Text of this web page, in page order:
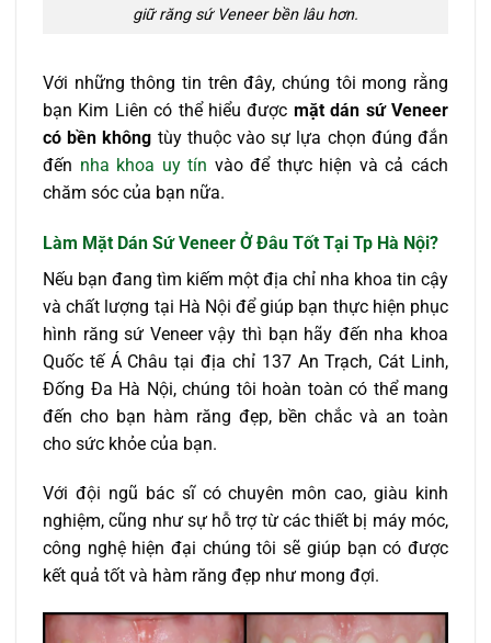
giữ răng sứ Veneer bền lâu hơn.
Với những thông tin trên đây, chúng tôi mong rằng
bạn Kim Liên có thể hiểu được mặt dán sứ Veneer
có bền không tùy thuộc vào sự lựa chọn đúng đắn
đến nha khoa uy tín vào để thực hiện và cả cách
chăm sóc của bạn nữa.
Làm Mặt Dán Sứ Veneer Ở Đâu Tốt Tại Tp Hà Nội?
Nếu bạn đang tìm kiếm một địa chỉ nha khoa tin cậy
và chất lượng tại Hà Nội để giúp bạn thực hiện phục
hình răng sứ Veneer vậy thì bạn hãy đến nha khoa
Quốc tế Á Châu tại địa chỉ 137 An Trạch, Cát Linh,
Đống Đa Hà Nội, chúng tôi hoàn toàn có thể mang
đến cho bạn hàm răng đẹp, bền chắc và an toàn
cho sức khỏe của bạn.
Với đội ngũ bác sĩ có chuyên môn cao, giàu kinh
nghiệm, cũng như sự hỗ trợ từ các thiết bị máy móc,
công nghệ hiện đại chúng tôi sẽ giúp bạn có được
kết quả tốt và hàm răng đẹp như mong đợi.